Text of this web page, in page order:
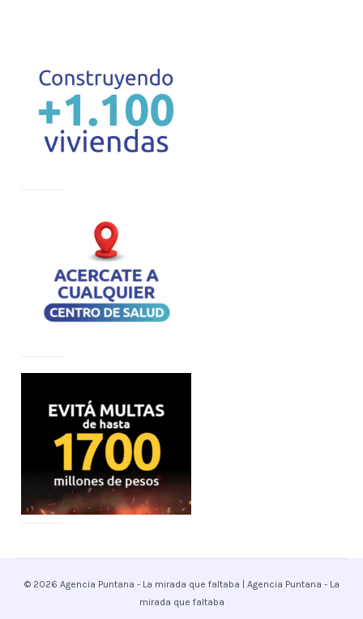
© 2026 Agencia Puntana - La mirada que faltaba | Agencia Puntana - La
mirada que faltaba